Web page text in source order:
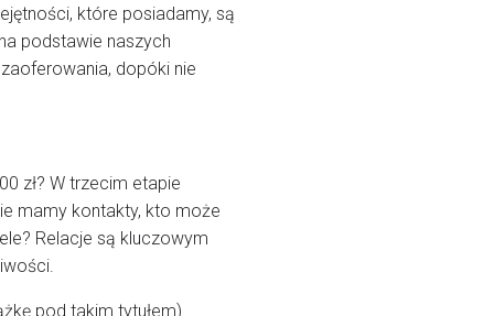
które posiadamy, są
podstawie naszych
dopóki nie
zł? W trzecim etapie
mamy kontakty, kto może
Relacje są kluczowym
pod takim tytułem).